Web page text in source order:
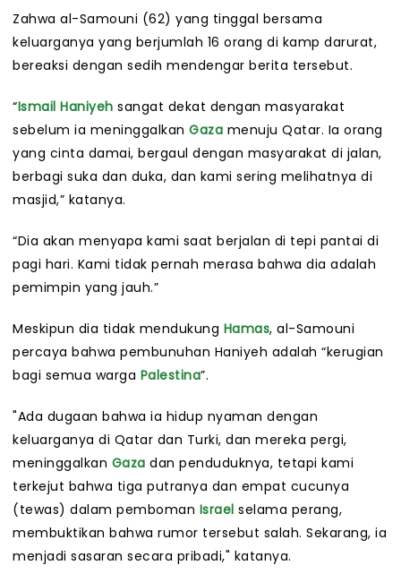
Zahwa al-Samouni (62) yang tinggal bersama
keluarganya yang berjumlah 16 orang di kamp darurat,
bereaksi dengan sedih mendengar berita tersebut.
“Ismail Haniyeh sangat dekat dengan masyarakat
sebelum ia meninggalkan Gaza menuju Qatar. Ia orang
yang cinta damai, bergaul dengan masyarakat di jalan,
berbagi suka dan duka, dan kami sering melihatnya di
masjid,” katanya.
“Dia akan menyapa kami saat berjalan di tepi pantai di
pagi hari. Kami tidak pernah merasa bahwa dia adalah
pemimpin yang jauh.”
Meskipun dia tidak mendukung Hamas, al-Samouni
percaya bahwa pembunuhan Haniyeh adalah “kerugian
bagi semua warga Palestina”.
"Ada dugaan bahwa ia hidup nyaman dengan
keluarganya di Qatar dan Turki, dan mereka pergi,
meninggalkan Gaza dan penduduknya, tetapi kami
terkejut bahwa tiga putranya dan empat cucunya
(tewas) dalam pemboman Israel selama perang,
membuktikan bahwa rumor tersebut salah. Sekarang, ia
menjadi sasaran secara pribadi," katanya.